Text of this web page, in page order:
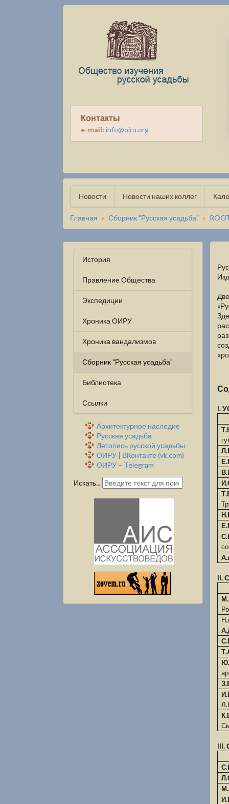
Контакты
e-mail: info@oiru.org
Новости Новости наших коллег
Главная Сборник "Русская усадьба"
История
Правление Общества
Экспедиции
Хроника ОИРУ
Хроника вандализмов
Сборник "Русская усадьба"
Библиотека
Ссылки
Архитектурное наследие
Русская усадьба
Летопись русской усадьбы
ОИРУ | ВКонтакте (vk.com)
ОИРУ – Telegram
Искать...
I.
II.
III.